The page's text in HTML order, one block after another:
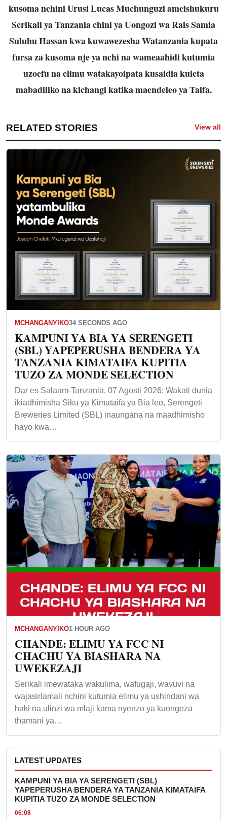
kusoma nchini Urusi Lucas Muchunguzi ameishukuru
Serikali ya Tanzania chini ya Uongozi wa Rais Samia
Suluhu Hassan kwa kuwawezesha Watanzania kupata
fursa za kusoma nje ya nchi na wameaahidi kutumia
uzoefu na elimu watakayoipata kusaidia kuleta
mabadiliko na kichangi katika maendeleo ya Taifa.
RELATED STORIES View all
MCHANGANYIKO34 SECONDS AGO
KAMPUNI YA BIA YA SERENGETI
(SBL) YAPEPERUSHA BENDERA YA
TANZANIA KIMATAIFA KUPITIA
TUZO ZA MONDE SELECTION
Dar es Salaam-Tanzania, 07 Agosti 2026: Wakati dunia
ikiadhimisha Siku ya Kimataifa ya Bia leo, Serengeti
Breweries Limited (SBL) inaungana na maadhimisho
hayo kwa…
MCHANGANYIKO1 HOUR AGO
CHANDE: ELIMU YA FCC NI
CHACHU YA BIASHARA NA
UWEKEZAJI
Serikali imewataka wakulima, wafugaji, wavuvi na
wajasiriamali nchini kutumia elimu ya ushindani wa
haki na ulinzi wa mlaji kama nyenzo ya kuongeza
thamani ya…
LATEST UPDATES
KAMPUNI YA BIA YA SERENGETI (SBL)
YAPEPERUSHA BENDERA YA TANZANIA KIMATAIFA
KUPITIA TUZO ZA MONDE SELECTION
06:08